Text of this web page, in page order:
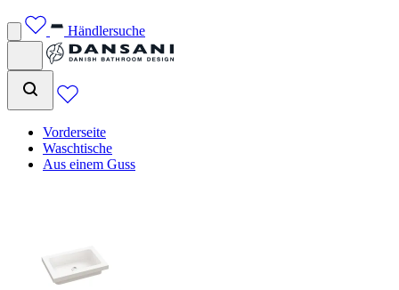
Händlersuche
Vorderseite
Waschtische
Aus einem Guss